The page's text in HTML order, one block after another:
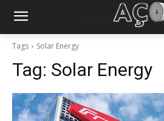
Tags Solar Energy
Tag: Solar Energy